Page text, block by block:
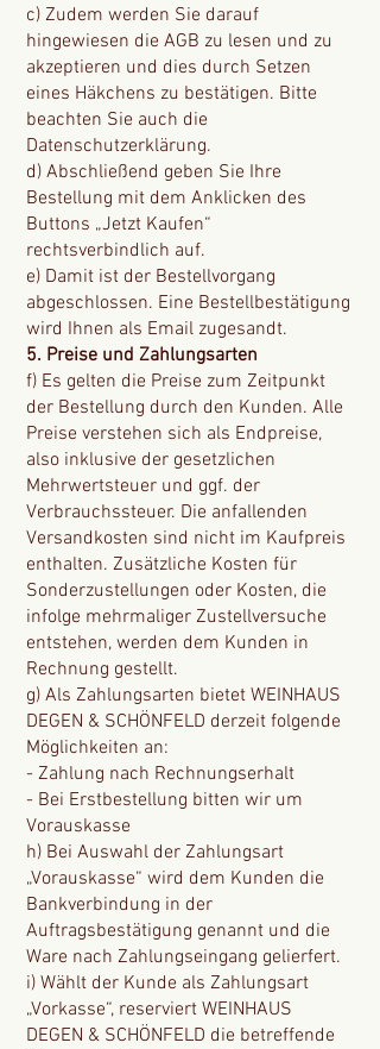
c) Zudem werden Sie darauf
hingewiesen die AGB zu lesen und zu
akzeptieren und dies durch Setzen
eines Häkchens zu bestätigen. Bitte
beachten Sie auch die
Datenschutzerklärung.
d) Abschließend geben Sie Ihre
Bestellung mit dem Anklicken des
Buttons „Jetzt Kaufen“
rechtsverbindlich auf.
e) Damit ist der Bestellvorgang
abgeschlossen. Eine Bestellbestätigung
wird Ihnen als Email zugesandt.
5. Preise und Zahlungsarten
f) Es gelten die Preise zum Zeitpunkt
der Bestellung durch den Kunden. Alle
Preise verstehen sich als Endpreise,
also inklusive der gesetzlichen
Mehrwertsteuer und ggf. der
Verbrauchssteuer. Die anfallenden
Versandkosten sind nicht im Kaufpreis
enthalten. Zusätzliche Kosten für
Sonderzustellungen oder Kosten, die
infolge mehrmaliger Zustellversuche
entstehen, werden dem Kunden in
Rechnung gestellt.
g) Als Zahlungsarten bietet WEINHAUS
DEGEN & SCHÖNFELD derzeit folgende
Möglichkeiten an:
- Zahlung nach Rechnungserhalt
- Bei Erstbestellung bitten wir um
Vorauskasse
h) Bei Auswahl der Zahlungsart
„Vorauskasse“ wird dem Kunden die
Bankverbindung in der
Auftragsbestätigung genannt und die
Ware nach Zahlungseingang gelierfert.
i) Wählt der Kunde als Zahlungsart
„Vorkasse“, reserviert WEINHAUS
DEGEN & SCHÖNFELD die betreffende